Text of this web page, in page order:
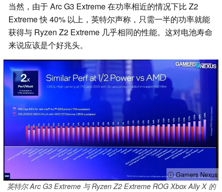
当然，由于 Arc G3 Extreme 在功率相近的情况下比 Z2
Extreme 快 40% 以上，英特尔声称，只需一半的功率就能
获得与 Ryzen Z2 Extreme 几乎相同的性能。这对电池寿命
来说应该是个好兆头。
ⓘ Gamers Nexus
英特尔 Arc G3 Extreme 与 Ryzen Z2 Extreme ROG Xbox Ally X 的